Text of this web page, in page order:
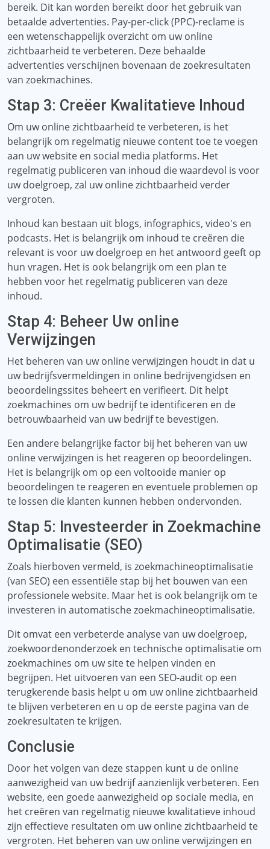
bereik. Dit kan worden bereikt door het gebruik van
betaalde advertenties. Pay-per-click (PPC)-reclame is
een wetenschappelijk overzicht om uw online
zichtbaarheid te verbeteren. Deze behaalde
advertenties verschijnen bovenaan de zoekresultaten
van zoekmachines.
Stap 3: Creëer Kwalitatieve Inhoud
Om uw online zichtbaarheid te verbeteren, is het
belangrijk om regelmatig nieuwe content toe te voegen
aan uw website en social media platforms. Het
regelmatig publiceren van inhoud die waardevol is voor
uw doelgroep, zal uw online zichtbaarheid verder
vergroten.
Inhoud kan bestaan ​​uit blogs, infographics, video's en
podcasts. Het is belangrijk om inhoud te creëren die
relevant is voor uw doelgroep en het antwoord geeft op
hun vragen. Het is ook belangrijk om een ​​plan te
hebben voor het regelmatig publiceren van deze
inhoud.
Stap 4: Beheer Uw online
Verwijzingen
Het beheren van uw online verwijzingen houdt in dat u
uw bedrijfsvermeldingen in online bedrijvengidsen en
beoordelingssites beheert en verifieert. Dit helpt
zoekmachines om uw bedrijf te identificeren en de
betrouwbaarheid van uw bedrijf te bevestigen.
Een andere belangrijke factor bij het beheren van uw
online verwijzingen is het reageren op beoordelingen.
Het is belangrijk om op een voltooide manier op
beoordelingen te reageren en eventuele problemen op
te lossen die klanten kunnen hebben ondervonden.
Stap 5: Investeerder in Zoekmachine
Optimalisatie (SEO)
Zoals hierboven vermeld, is zoekmachineoptimalisatie
(van SEO) een essentiële stap bij het bouwen van een
professionele website. Maar het is ook belangrijk om te
investeren in automatische zoekmachineoptimalisatie.
Dit omvat een verbeterde analyse van uw doelgroep,
zoekwoordenonderzoek en technische optimalisatie om
zoekmachines om uw site te helpen vinden en
begrijpen. Het uitvoeren van een SEO-audit op een
terugkerende basis helpt u om uw online zichtbaarheid
te blijven verbeteren en u op de eerste pagina van de
zoekresultaten te krijgen.
Conclusie
Door het volgen van deze stappen kunt u de online
aanwezigheid van uw bedrijf aanzienlijk verbeteren. Een
website, een goede aanwezigheid op sociale media, en
het creëren van regelmatig nieuwe kwalitatieve inhoud
zijn effectieve resultaten om uw online zichtbaarheid te
vergroten. Het beheren van uw online verwijzingen en